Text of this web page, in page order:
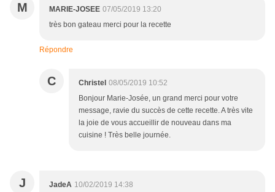
M MARIE-JOSEE 07/05/2019 13:20
très bon gateau merci pour la recette
Répondre
C Christel 08/05/2019 10:52
Bonjour Marie-Josée, un grand merci pour votre
message, ravie du succès de cette recette. A très vite
la joie de vous accueillir de nouveau dans ma
cuisine ! Très belle journée.
J JadeA 10/02/2019 14:38